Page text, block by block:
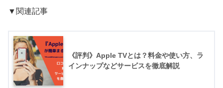
▼関連記事
《評判》Apple TVとは？料金や使い方、ラ
インナップなどサービスを徹底解説